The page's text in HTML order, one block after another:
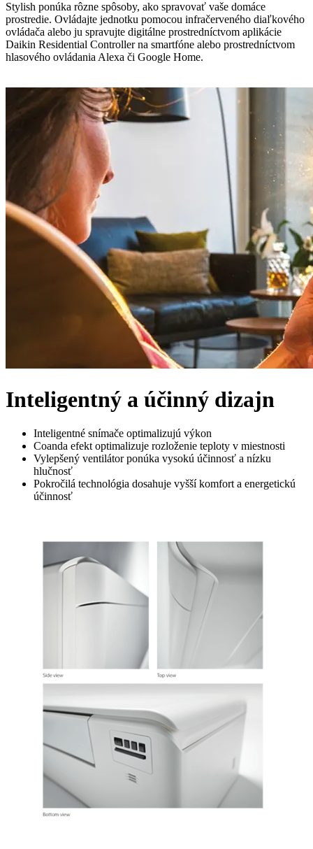
Stylish ponúka rôzne spôsoby, ako spravovať vaše domáce
prostredie. Ovládajte jednotku pomocou infračerveného diaľkového
ovládača alebo ju spravujte digitálne prostredníctvom aplikácie
Daikin Residential Controller na smartfóne alebo prostredníctvom
hlasového ovládania Alexa či Google Home.
Inteligentný a účinný dizajn
Inteligentné snímače optimalizujú výkon
Coanda efekt optimalizuje rozloženie teploty v miestnosti
Vylepšený ventilátor ponúka vysokú účinnosť a nízku
hlučnosť
Pokročilá technológia dosahuje vyšší komfort a energetickú
účinnosť